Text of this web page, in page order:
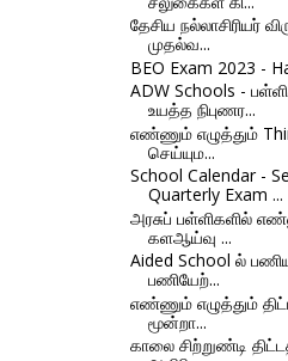
தேசிய நல்லாசிரியர்
முதல்வ...
BEO Exam 2023 -
ADW Schools -
உயத்த நிபுணர...
எண்ணும் எழுத்தும்
செய்யும...
School Calendar -
Quarterly Exam ...
அரசுப் பள்ளிகளில்
களஆய்வு ...
Aided School ல்
பணியேற்...
எண்ணும் எழுத்தும்
மூன்றா...
காலை சிற்றுண்டி